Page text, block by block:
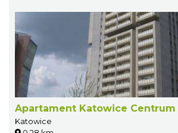
Apartament Katowice Centrum
Katowice